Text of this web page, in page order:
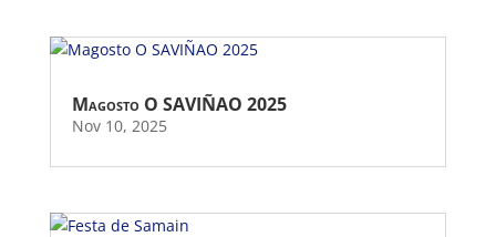
Magosto O SAVIÑAO 2025
Nov 10, 2025